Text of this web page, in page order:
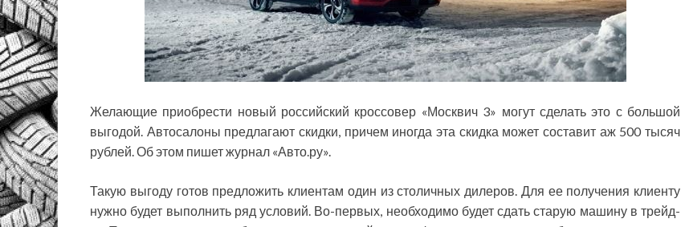
Желающие приобрести новый российский кроссовер «Москвич 3» могут сделать это с большой
выгодой. Автосалоны предлагают скидки, причем иногда эта скидка может составит аж 500 тысяч
рублей. Об этом пишет журнал «Авто.ру».
Такую выгоду готов предложить клиентам один из столичных дилеров. Для ее получения клиенту
нужно будет выполнить ряд условий. Во-первых, необходимо будет сдать старую машину в трейд-